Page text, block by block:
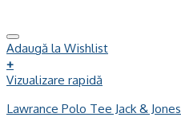
Adaugă la Wishlist
+
Vizualizare rapidă
Lawrance Polo Tee Jack & Jones